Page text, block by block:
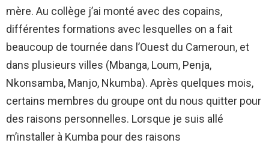
mère. Au collège j’ai monté avec des copains,
différentes formations avec lesquelles on a fait
beaucoup de tournée dans l’Ouest du Cameroun, et
dans plusieurs villes (Mbanga, Loum, Penja,
Nkonsamba, Manjo, Nkumba). Après quelques mois,
certains membres du groupe ont du nous quitter pour
des raisons personnelles. Lorsque je suis allé
m’installer à Kumba pour des raisons